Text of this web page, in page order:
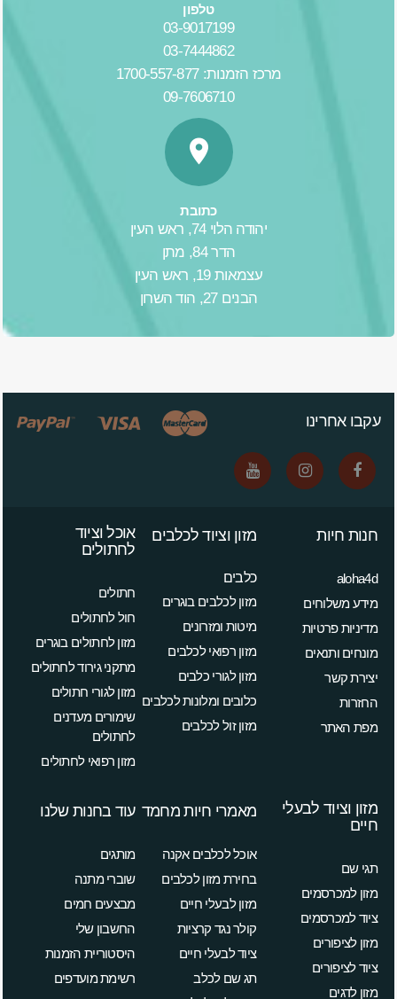
טלפון
03-9017199
03-7444862
מרכז הזמנות: 1700-557-877
09-7606710
כתובת
יהודה הלוי 74, ראש העין
הדר 84, מתן
עצמאות 19, ראש העין
הבנים 27, הוד השרון
עקבו אחרינו
חנות חיות
aloha4d
מידע משלוחים
מדיניות פרטיות
מונחים ותנאים
יצירת קשר
החזרות
מפת האתר
מזון וציוד לכלבים
כלבים
מזון לכלבים בוגרים
מיטות ומזרונים
מזון רפואי לכלבים
מזון לגורי כלבים
כלובים ומלונות לכלבים
מזון זול לכלבים
אוכל וציוד
לחתולים
חתולים
חול לחתולים
מזון לחתולים בוגרים
מתקני גירוד לחתולים
מזון לגורי חתולים
שימורים מעדנים
לחתולים
מזון רפואי לחתולים
מזון וציוד לבעלי
חיים
תגי שם
מזון למכרסמים
ציוד למכרסמים
מזון לציפורים
ציוד לציפורים
מזון לדגים
מאמרי חיות מחמד
אוכל לכלבים אקנה
בחירת מזון לכלבים
מזון לבעלי חיים
קולר נגד קרציות
ציוד לבעלי חיים
תג שם לכלב
עוד בחנות שלנו
מותגים
שוברי מתנה
מבצעים חמים
החשבון שלי
היסטוריית הזמנות
רשימת מועדפים